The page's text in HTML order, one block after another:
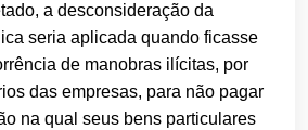
a desconsideração da
seria aplicada quando ficasse
de manobras ilícitas, por
das empresas, para não pagar
na qual seus bens particulares